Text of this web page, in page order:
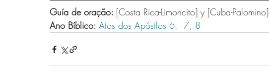
Guía de oração: [Costa Rica-Limoncito] y [Cuba-Palomino]
Ano Bíblico: Atos dos Apóstlos 6, 7, 8